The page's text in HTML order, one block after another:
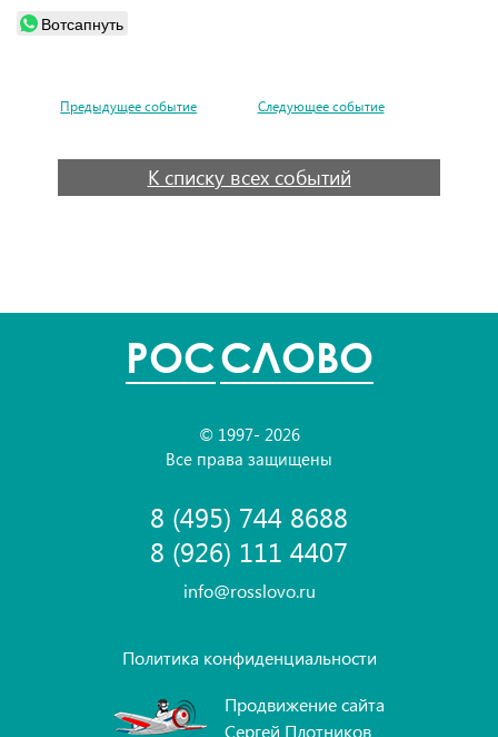
Вотсапнуть
Предыдущее событие Следующее событие
К списку всех событий
POCСЛОВО
© 1997- 2026
Все права защищены
8 (495) 744 8688
8 (926) 111 4407
info@rosslovo.ru
Политика конфиденциальности
Продвижение сайта
Сергей Плотников